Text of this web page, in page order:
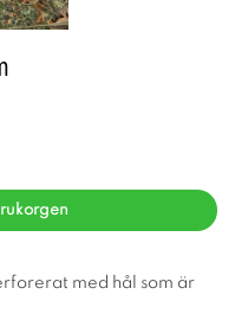
med hål som är